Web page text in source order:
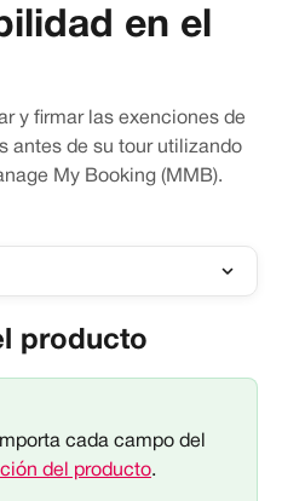
en el
y firmar las exenciones de
antes de su tour utilizando
My Booking (MMB).
producto
cada campo del
del producto.